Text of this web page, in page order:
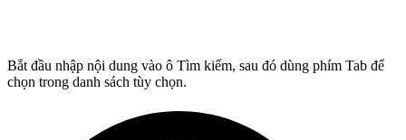
Bắt đầu nhập nội dung vào ô Tìm kiếm, sau đó dùng phím Tab để
chọn trong danh sách tùy chọn.